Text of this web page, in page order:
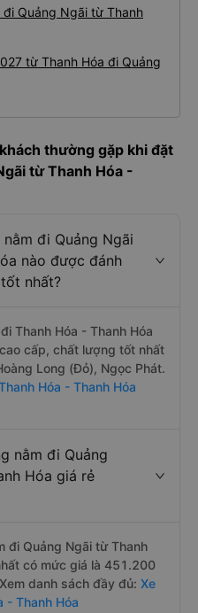
Quảng Ngãi từ Thanh
từ Thanh Hóa đi Quảng
thường gặp khi đặt
từ Thanh Hóa -
đi Quảng Ngãi
nào được đánh
nhất?
Thanh Hóa - Thanh Hóa
cấp, chất lượng tốt nhất
Long (Đỏ), Ngọc Phát.
Hóa - Thanh Hóa
nằm đi Quảng
Hóa giá rẻ
đi Quảng Ngãi từ Thanh
có mức giá là 451.200
danh sách đầy đủ: Xe
- Thanh Hóa